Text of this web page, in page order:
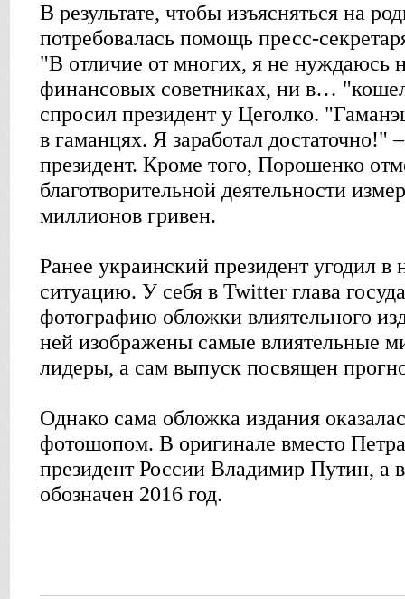
В результате, чтобы изъясняться на
потребовалась помощь пресс-
"В отличие от многих, я не нуждаюсь
финансовых советниках, ни в…
спросил президент у Цеголко.
в гаманцях. Я заработал достаточно!"
президент. Кроме того, Порошенко
благотворительной деятельности
миллионов гривен.
Ранее украинский президент угодил в
ситуацию. У себя в Twitter глава
фотографию обложки влиятельного
ней изображены самые влиятельные
лидеры, а сам выпуск посвящен
Однако сама обложка издания
фотошопом. В оригинале вместо
президент России Владимир Путин, а
обозначен 2016 год.